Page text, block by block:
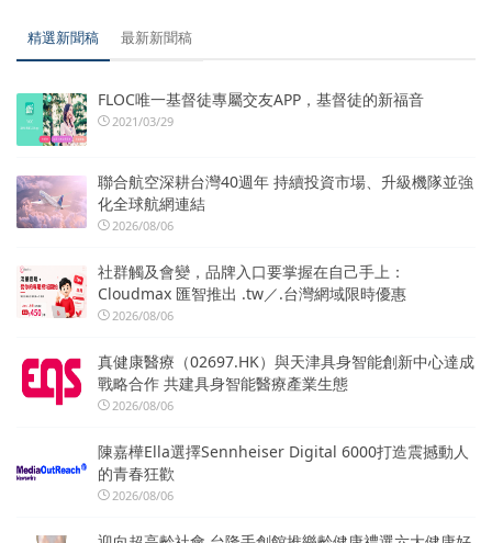
精選新聞稿 最新新聞稿
FLOC唯一基督徒專屬交友APP，基督徒的新福音
2021/03/29
聯合航空深耕台灣40週年 持續投資市場、升級機隊並強
化全球航網連結
2026/08/06
社群觸及會變，品牌入口要掌握在自己手上：
Cloudmax 匯智推出 .tw／.台灣網域限時優惠
2026/08/06
真健康醫療（02697.HK）與天津具身智能創新中心達成
戰略合作 共建具身智能醫療產業生態
2026/08/06
陳嘉樺Ella選擇Sennheiser Digital 6000打造震撼動人
的青春狂歡
2026/08/06